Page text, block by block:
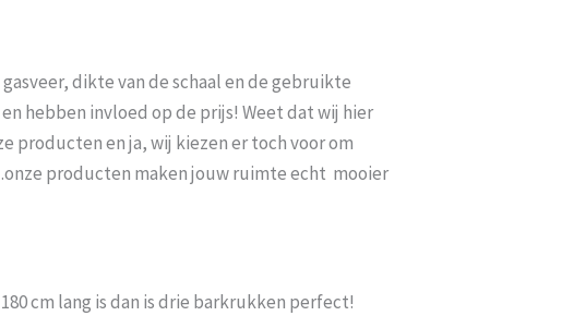
dikte van de schaal en de gebruikte
hebben invloed op de prijs! Weet dat wij hier
producten en ja, wij kiezen er toch voor om
producten maken jouw ruimte echt mooier
cm lang is dan is drie barkrukken perfect!